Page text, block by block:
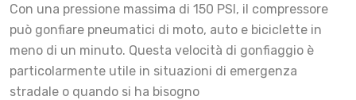
Con una pressione massima di 150 PSI, il compressore
può gonfiare pneumatici di moto, auto e biciclette in
meno di un minuto. Questa velocità di gonfiaggio è
particolarmente utile in situazioni di emergenza
stradale o quando si ha bisogno